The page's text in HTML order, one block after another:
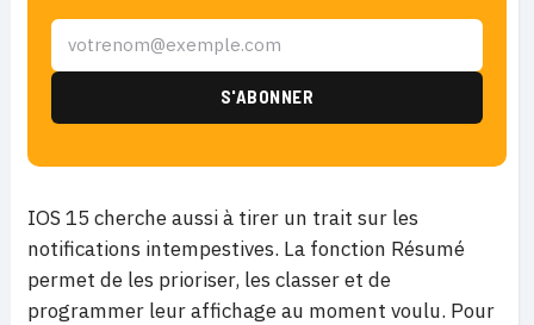
IOS 15 cherche aussi à tirer un trait sur les
notifications intempestives. La fonction Résumé
permet de les prioriser, les classer et de
programmer leur affichage au moment voulu. Pour